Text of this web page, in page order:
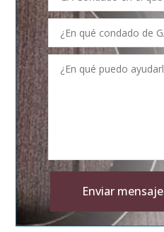
Enviar mensaje
Alternative: